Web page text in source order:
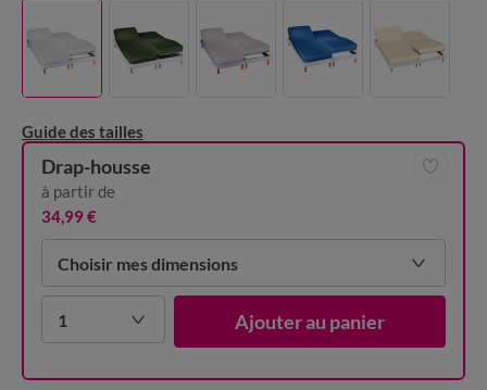
Guide des tailles
Choisir mes dimensions
1 Ajouter au panier
Drap-housse
à partir de
34,99 €